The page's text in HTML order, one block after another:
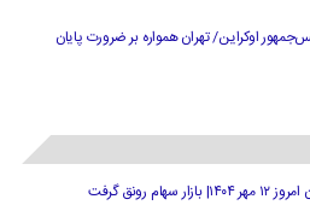
اوکراین/ تهران همواره بر ضرورت پایان
رونق گرفت